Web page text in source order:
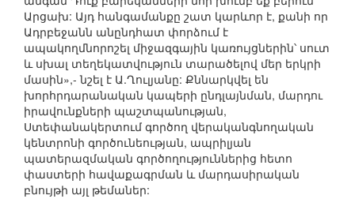
Արցախ: Այդ հանգամանքը շատ կարևոր է, քանի որ
Ադրբեջանն անընդհատ փորձում է
ապակողմնորոշել միջազգային կառույցներին՝ սուտ
և սխալ տեղեկատվություն տարածելով մեր երկրի
մասին»,- նշել է Ա.Ղուլյանը: Քննարկվել են
խորհրդարանական կապերի ընդլայնման, մարդու
իրավունքների պաշտպանության,
Ստեփանակերտում գործող վերականգնողական
կենտրոնի գործունեության, ապրիլյան
պատերազմական գործողություններից հետո
փաստերի հավաքագրման և մարդասիրական
բնույթի այլ թեմաներ: